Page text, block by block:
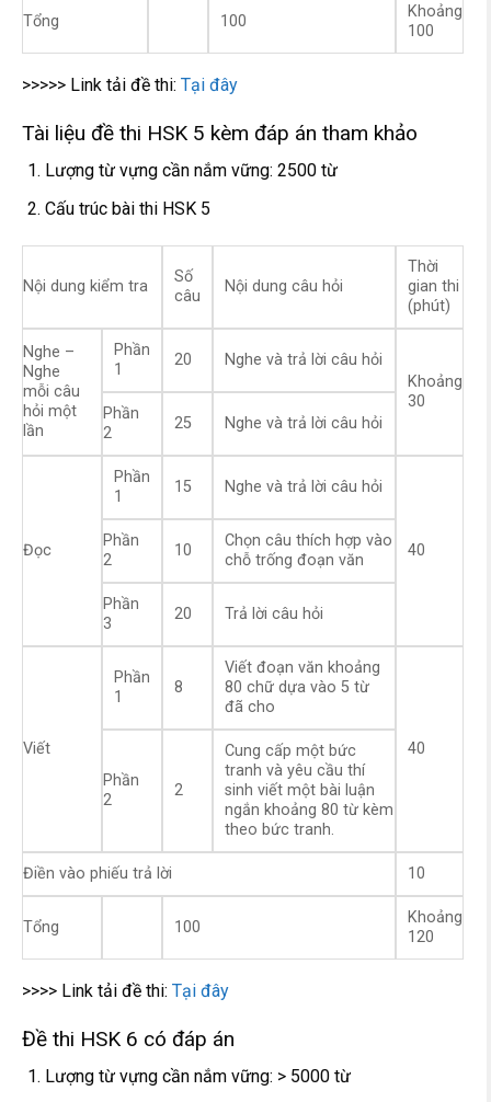
Tổng 100
Khoảng
100
>>>>> Link tải đề thi: Tại đây
Tài liệu đề thi HSK 5 kèm đáp án tham khảo
Lượng từ vựng cần nắm vững: 2500 từ
Cấu trúc bài thi HSK 5
Nội dung kiểm tra
Số
câu
Nội dung câu hỏi
Thời
gian thi
(phút)
Nghe –
Nghe
mỗi câu
hỏi một
lần
Phần
1
20
Nghe và trả lời câu hỏi
Khoảng
30
Phần
2
25 Nghe và trả lời câu hỏi
Đọc
Phần
1
15 Nghe và trả lời câu hỏi
40
Phần
2
10
Chọn câu thích hợp vào
chỗ trống đoạn văn
Phần
3
20 Trả lời câu hỏi
Viết
Phần
1
8
Viết đoạn văn khoảng
80 chữ dựa vào 5 từ
đã cho
40
Phần
2
2
Cung cấp một bức
tranh và yêu cầu thí
sinh viết một bài luận
ngắn khoảng 80 từ kèm
theo bức tranh.
Điền vào phiếu trả lời 10
Tổng 100
Khoảng
120
>>>> Link tải đề thi: Tại đây
Đề thi HSK 6 có đáp án
Lượng từ vựng cần nắm vững: > 5000 từ